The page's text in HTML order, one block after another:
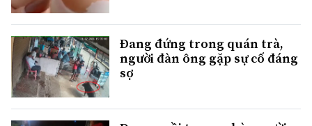
Đang đứng trong quán trà,
người đàn ông gặp sự cố đáng
sợ